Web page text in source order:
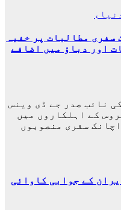
سفری مطالبات پر خفیہ
اور دباؤ میں اضافے
نائب صدر جے ڈی وینس
کے اہلکاروں میں
سفری منصوبوں
کے جوابی کاوائی